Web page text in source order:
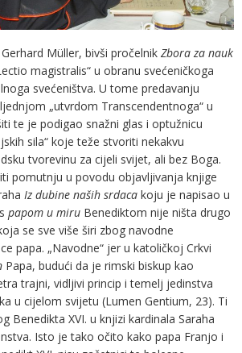
Müller, bivši pročelnik Zbora za nauk
magistralis“ u obranu svećeničkoga
svećeništva. U tome predavanju
„utvrdom Transcendentnoga“ u
te je podigao snažni glas i optužnicu
sila“ koje teže stvoriti nekakvu
tvorevinu za cijeli svijet, ali bez Boga.
pomutnju u povodu objavljivanja knjige
Iz dubine naših srdaca koju je napisao u
papom u miru Benediktom nije ništa drugo
se sve više širi zbog navodne
papa. „Navodne“ jer u katoličkoj Crkvi
Papa, budući da je rimski biskup kao
trajni, vidljivi princip i temelj jedinstva
u cijelom svijetu (Lumen Gentium, 23). Ti
Benedikta XVI. u knjizi kardinala Saraha
Isto je tako očito kako papa Franjo i